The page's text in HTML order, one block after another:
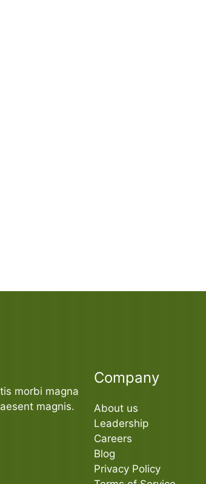
morbi magna
magnis.
Company
About us
Leadership
Careers
Blog
Privacy Policy